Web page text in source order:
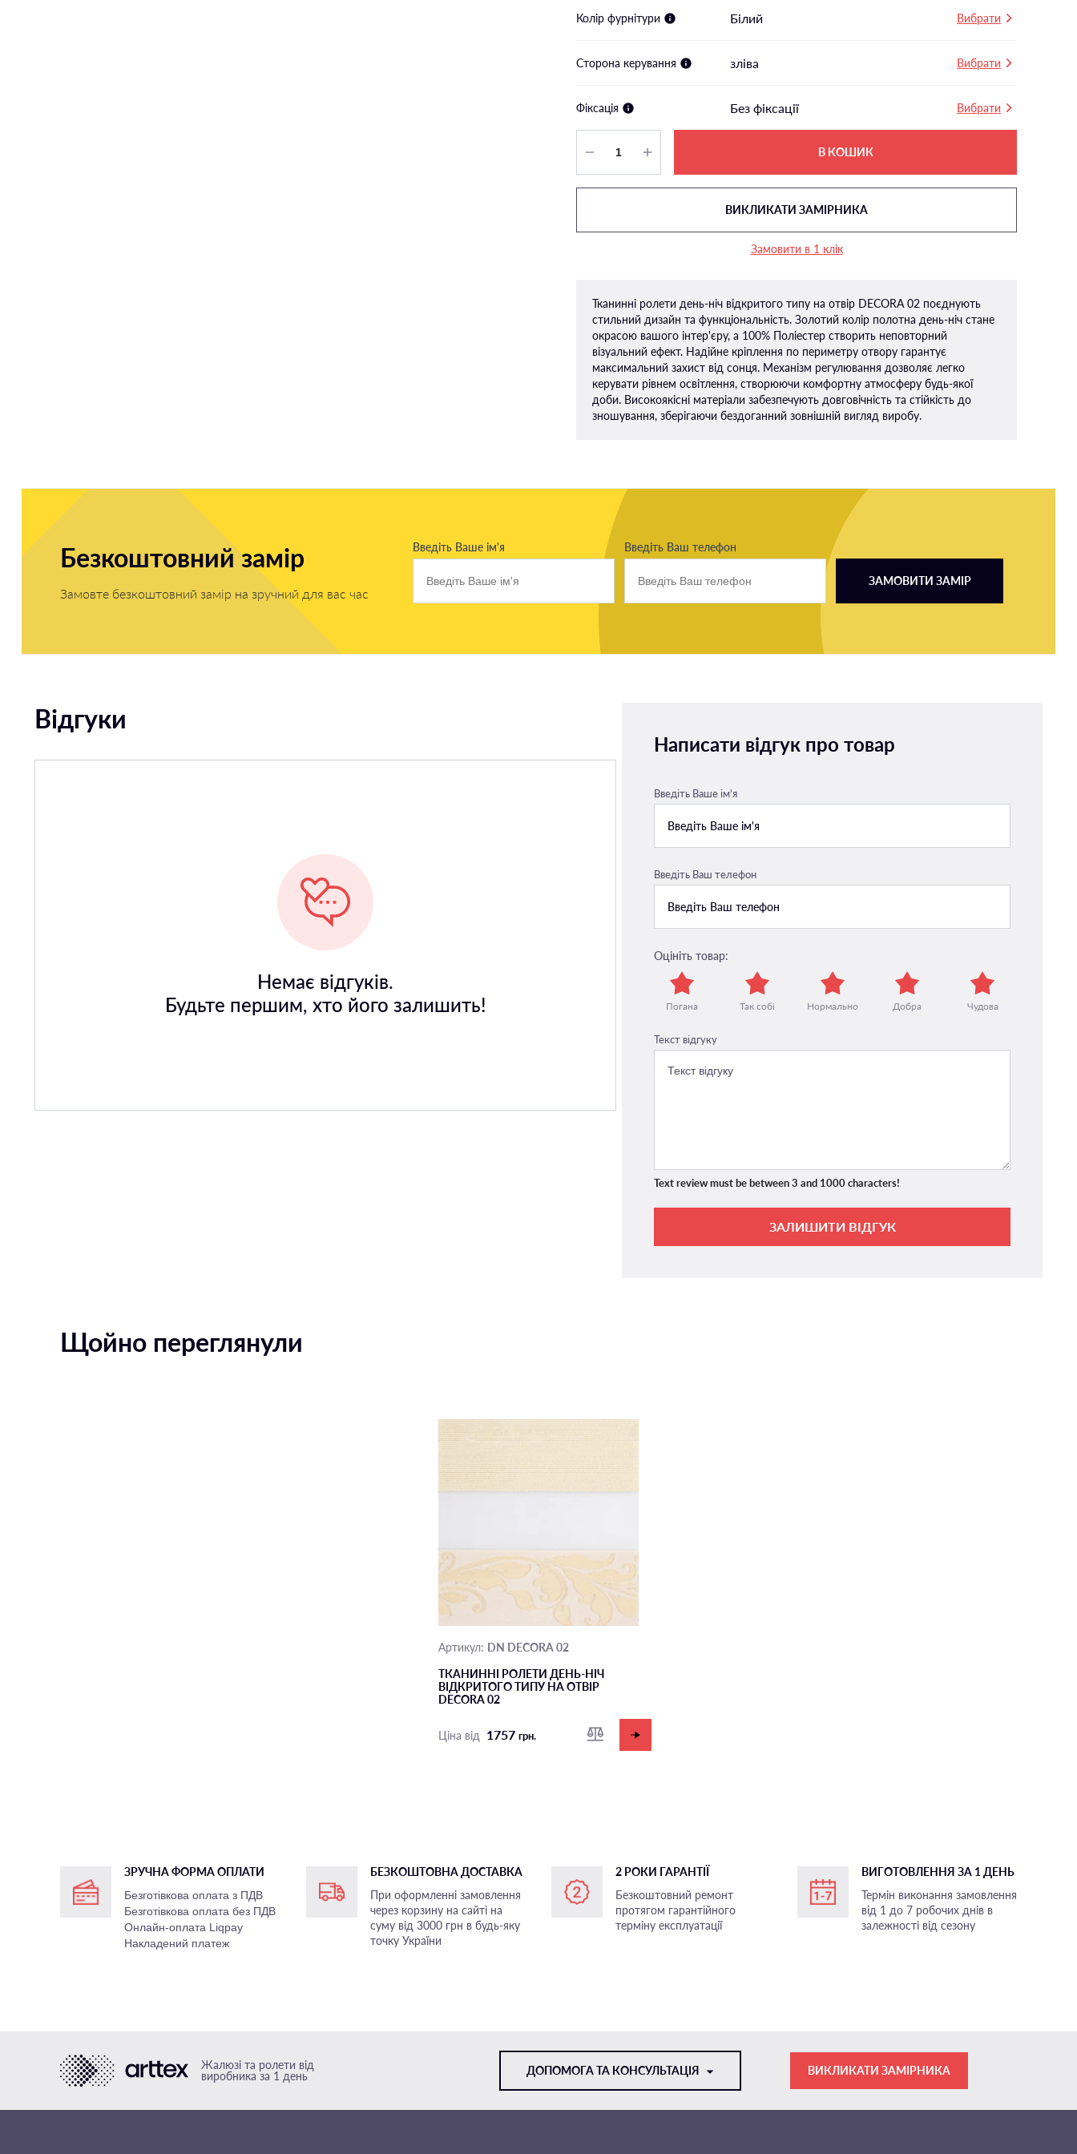
Колір фурнітури Білий Вибрати
Сторона керування зліва Вибрати
Фіксація Без фіксації Вибрати
В КОШИК
ВИКЛИКАТИ ЗАМІРНИКА
Замовити в 1 клік
Тканинні ролети день-ніч відкритого типу на отвір DECORA 02 поєднують
стильний дизайн та функціональність. Золотий колір полотна день-ніч стане
окрасою вашого інтер'єру, а 100% Поліестер створить неповторний
візуальний ефект. Надійне кріплення по периметру отвору гарантує
максимальний захист від сонця. Механізм регулювання дозволяє легко
керувати рівнем освітлення, створюючи комфортну атмосферу будь-якої
доби. Високоякісні матеріали забезпечують довговічність та стійкість до
зношування, зберігаючи бездоганний зовнішній вигляд виробу.
Безкоштовний замір
Замовте безкоштовний замір на зручний для вас час
Введіть Ваше ім'я Введіть Ваш телефон
ЗАМОВИТИ ЗАМІР
Відгуки
Немає відгуків.
Будьте першим, хто його залишить!
Написати відгук про товар
Введіть Ваше ім'я
Введіть Ваш телефон
Оцініть товар:
Погана Так собі Нормально Добра Чудова
Текст відгуку
Text review must be between 3 and 1000 characters!
ЗАЛИШИТИ ВІДГУК
Щойно переглянули
Артикул: DN DECORA 02
ТКАНИННІ РОЛЕТИ ДЕНЬ-НІЧ
ВІДКРИТОГО ТИПУ НА ОТВІР
DECORA 02
Ціна від 1757 грн.
ЗРУЧНА ФОРМА ОПЛАТИ
Безготівкова оплата з ПДВ
Безготівкова оплата без ПДВ
Онлайн-оплата Liqpay
Накладений платеж
БЕЗКОШТОВНА ДОСТАВКА
При оформленні замовлення
через корзину на сайті на
суму від 3000 грн в будь-яку
точку України
2 РОКИ ГАРАНТІЇ
Безкоштовний ремонт
протягом гарантійного
терміну експлуатації
ВИГОТОВЛЕННЯ ЗА 1 ДЕНЬ
Термін виконання замовлення
від 1 до 7 робочих днів в
залежності від сезону
Жалюзі та ролети від
виробника за 1 день
ДОПОМОГА ТА КОНСУЛЬТАЦІЯ ВИКЛИКАТИ ЗАМІРНИКА